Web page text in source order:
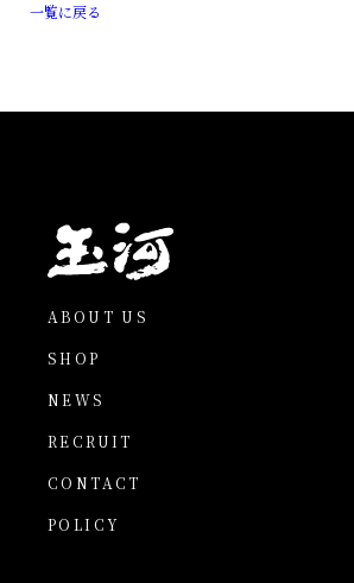
一覧に戻る
ABOUT US
SHOP
NEWS
RECRUIT
CONTACT
POLICY